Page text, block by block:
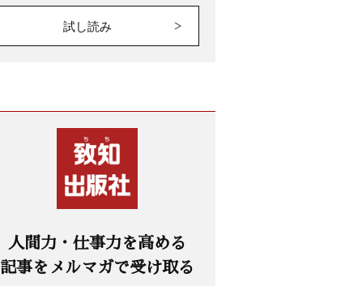
試し読み
人間力・仕事力を高める
記事をメルマガで受け取る